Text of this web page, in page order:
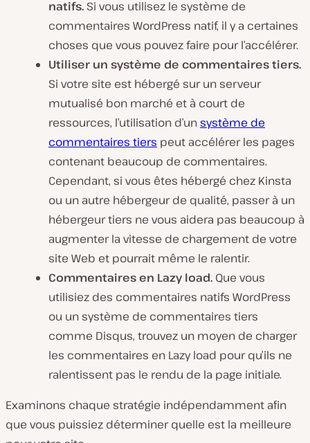
natifs. Si vous utilisez le système de
commentaires WordPress natif, il y a certaines
choses que vous pouvez faire pour l’accélérer.
Utiliser un système de commentaires tiers.
Si votre site est hébergé sur un serveur
mutualisé bon marché et à court de
ressources, l’utilisation d’unsystème de
commentaires tiers peut accélérer les pages
contenant beaucoup de commentaires.
Cependant, si vous êtes hébergé chez Kinsta
ou un autre hébergeur de qualité, passer à un
hébergeur tiers ne vous aidera pas beaucoup à
augmenter la vitesse de chargement de votre
site Web et pourrait même le ralentir.
Commentaires en Lazy load. Que vous
utilisiez des commentaires natifs WordPress
ou un système de commentaires tiers
comme Disqus, trouvez un moyen de charger
les commentaires en Lazy load pour qu’ils ne
ralentissent pas le rendu de la page initiale.
Examinons chaque stratégie indépendamment afin
que vous puissiez déterminer quelle est la meilleure